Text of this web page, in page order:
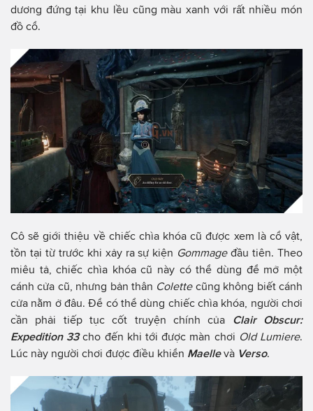
dương đứng tại khu lều cũng màu xanh với rất nhiều món
đồ cổ.
Cô sẽ giới thiệu về chiếc chìa khóa cũ được xem là cổ vật,
tồn tại từ trước khi xảy ra sự kiện Gommageđầu tiên. Theo
miêu tả, chiếc chìa khóa cũ này có thể dùng để mở một
cánh cửa cũ, nhưng bản thân Colette cũng không biết cánh
cửa nằm ở đâu. Để có thể dùng chiếc chìa khóa, người chơi
cần phải tiếp tục cốt truyện chính của Clair Obscur:
Expedition 33cho đến khi tới được màn chơi Old Lumiere.
Lúc này người chơi được điều khiển Maellevà Verso.